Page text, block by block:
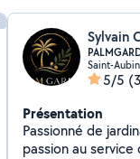
Sylvain
5/5
Présentation
Passionné de
passion au